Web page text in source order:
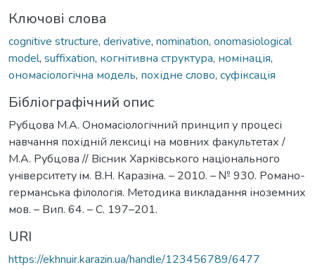
Ключові слова
cognitive structure, derivative, nomination, onomasiological
model, suffixation, когнітивна структура, номінація,
ономасіологічна модель, похідне слово, суфіксація
Бібліографічний опис
Рубцова М.А. Ономасіологічний принцип у процесі
навчання похідній лексиці на мовних факультетах /
М.А. Рубцова // Вiсник Харкiвського нацiонального
унiверситету iм. В.Н. Каразiна. – 2010. – № 930. Романо-
германська філологія. Методика викладання іноземних
мов. – Вип. 64. – С. 197–201.
URI
https://ekhnuir.karazin.ua/handle/123456789/6477